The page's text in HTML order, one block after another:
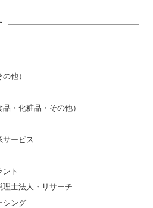
他）
・化粧品・その他）
サービス
ト
理士法人・リサーチ
シング